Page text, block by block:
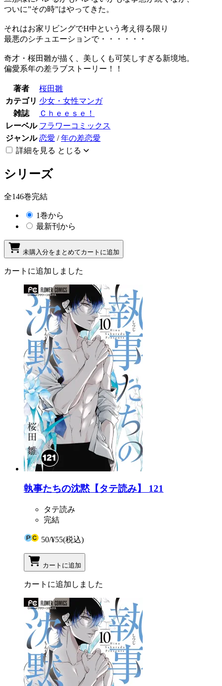
ついに”その時”はやってきた。
それはお家リビングでH中という考え得る限り
最悪のシチュエーションで・・・・・・
奇才・桜田雛が描く、美しくも可笑しすぎる新境地。
偏愛系年の差ラブストーリー！！
著者
桜田雛
カテゴリ 少女・女性マンガ
雑誌
Ｃｈｅｅｓｅ！
レーベル フラワーコミックス
ジャンル 恋愛 /年の差恋愛
詳細を見る とじる
シリーズ
全146巻完結
1巻から
最新刊から
未購入分をまとめてカートに追加
カートに追加しました
執事たちの沈黙【タテ読み】 121
タテ読み
完結
50/¥55(税込)
カートに追加
カートに追加しました